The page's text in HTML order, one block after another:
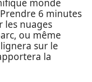
monde
6 minutes
les nuages
ou même
sur le
la